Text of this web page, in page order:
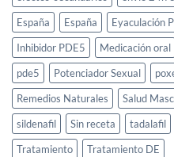
España
España Eyaculación
Inhibidor PDE5
Medicación oral
pde5
Potenciador Sexual
Remedios Naturales
Salud
sildenafil
Sin receta tadalafil
Tratamiento
Tratamiento DE